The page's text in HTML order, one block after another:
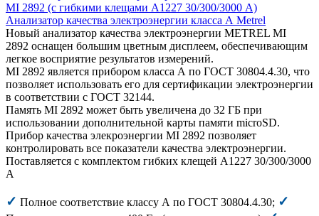
MI 2892 (с гибкими клещами А1227 30/300/3000 А)
Анализатор качества электроэнергии класса А Metrel
Новый анализатор качества электроэнергии METREL MI
2892 оснащен большим цветным дисплеем, обеспечивающим
легкое восприятие результатов измерений.
MI 2892 является прибором класса А по ГОСТ 30804.4.30, что
позволяет использовать его для сертификации электроэнергии
в соответствии с ГОСТ 32144.
Память MI 2892 может быть увеличена до 32 ГБ при
использовании дополнительной карты памяти microSD.
Прибор качества элекроэнергии MI 2892 позволяет
контролировать все показатели качества электроэнергии.
Поставляется с комплектом гибких клещей А1227 30/300/3000
А
✓ Полное соответствие классу А по ГОСТ 30804.4.30; ✓